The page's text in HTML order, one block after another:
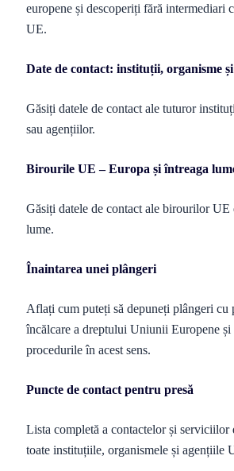
europene și descoperiți fără intermediari
UE.
Date de contact: instituții, organisme
Găsiți datele de contact ale tuturor
sau agențiilor.
Birourile UE – Europa și întreaga
Găsiți datele de contact ale birourilor
lume.
Înaintarea unei plângeri
Aflați cum puteți să depuneți plângeri cu
încălcare a dreptului Uniunii Europene și
procedurile în acest sens.
Puncte de contact pentru presă
Lista completă a contactelor și serviciilor
toate instituțiile, organismele și agențiile